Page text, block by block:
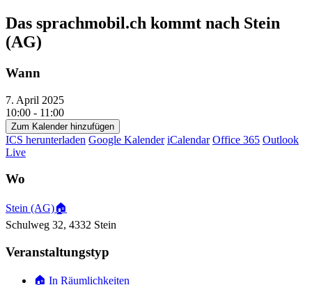
Das sprachmobil.ch kommt nach Stein
(AG)
Wann
7. April 2025
10:00 - 11:00
Zum Kalender hinzufügen
ICS herunterladen Google Kalender iCalendar Office 365 Outlook
Live
Wo
Stein (AG)🏠
Schulweg 32, 4332 Stein
Veranstaltungstyp
🏠 In Räumlichkeiten